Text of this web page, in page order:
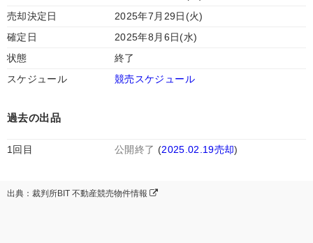
売却決定日
2025年7月29日(火)
確定日
2025年8月6日(水)
状態
終了
スケジュール
競売スケジュール
過去の出品
1回目 公開終了 (2025.02.19売却)
出典：裁判所BIT 不動産競売物件情報